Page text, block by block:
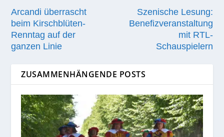
Arcandi überrascht
beim Kirschblüten-
Renntag auf der
ganzen Linie
Szenische Lesung:
Benefizveranstaltung
mit RTL-
Schauspielern
ZUSAMMENHÄNGENDE POSTS